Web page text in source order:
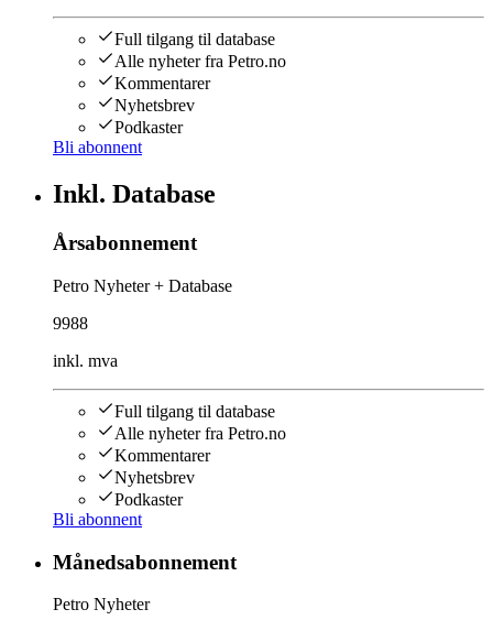
Full tilgang til database
Alle nyheter fra Petro.no
Kommentarer
Nyhetsbrev
Podkaster
Bli abonnent
Inkl. Database
Årsabonnement
Petro Nyheter + Database
9988
inkl. mva
Full tilgang til database
Alle nyheter fra Petro.no
Kommentarer
Nyhetsbrev
Podkaster
Bli abonnent
Månedsabonnement
Petro Nyheter